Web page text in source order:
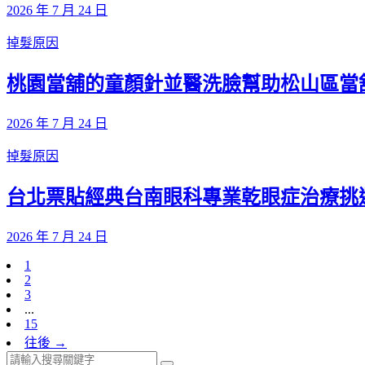
2026 年 7 月 24 日
掉髮原因
桃園當舖的童顏針並醫洗臉幫助松山區
2026 年 7 月 24 日
掉髮原因
台北票貼經典台南眼科專業乾眼症治療
2026 年 7 月 24 日
1
2
3
...
15
往後 →